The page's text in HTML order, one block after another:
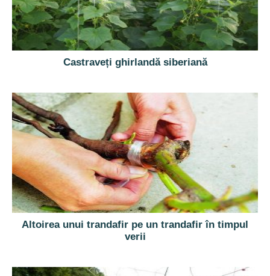
Castraveți ghirlandă siberiană
Altoirea unui trandafir pe un trandafir în timpul
verii